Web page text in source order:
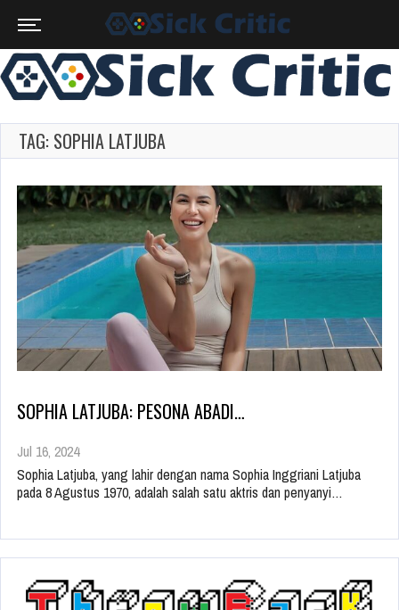
TAG: SOPHIA LATJUBA
SOPHIA LATJUBA: PESONA ABADI…
Jul 16, 2024
Sophia Latjuba, yang lahir dengan nama Sophia Inggriani Latjuba
pada 8 Agustus 1970, adalah salah satu aktris dan penyanyi…